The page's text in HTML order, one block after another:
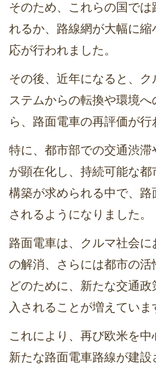
そのため、これらの国では
れるか、路線網が大幅に
応が行われました。
その後、近年になると、
ステムからの転換や環境
ら、路面電車の再評価が行
特に、都市部での交通渋滞
が顕在化し、持続可能な
構築が求められる中で、路
されるようになりました。
路面電車は、クルマ社会
の解消、さらには都市の活
どのために、新たな交通
入されることが増えていま
これにより、再び欧米を
新たな路面電車路線が建設